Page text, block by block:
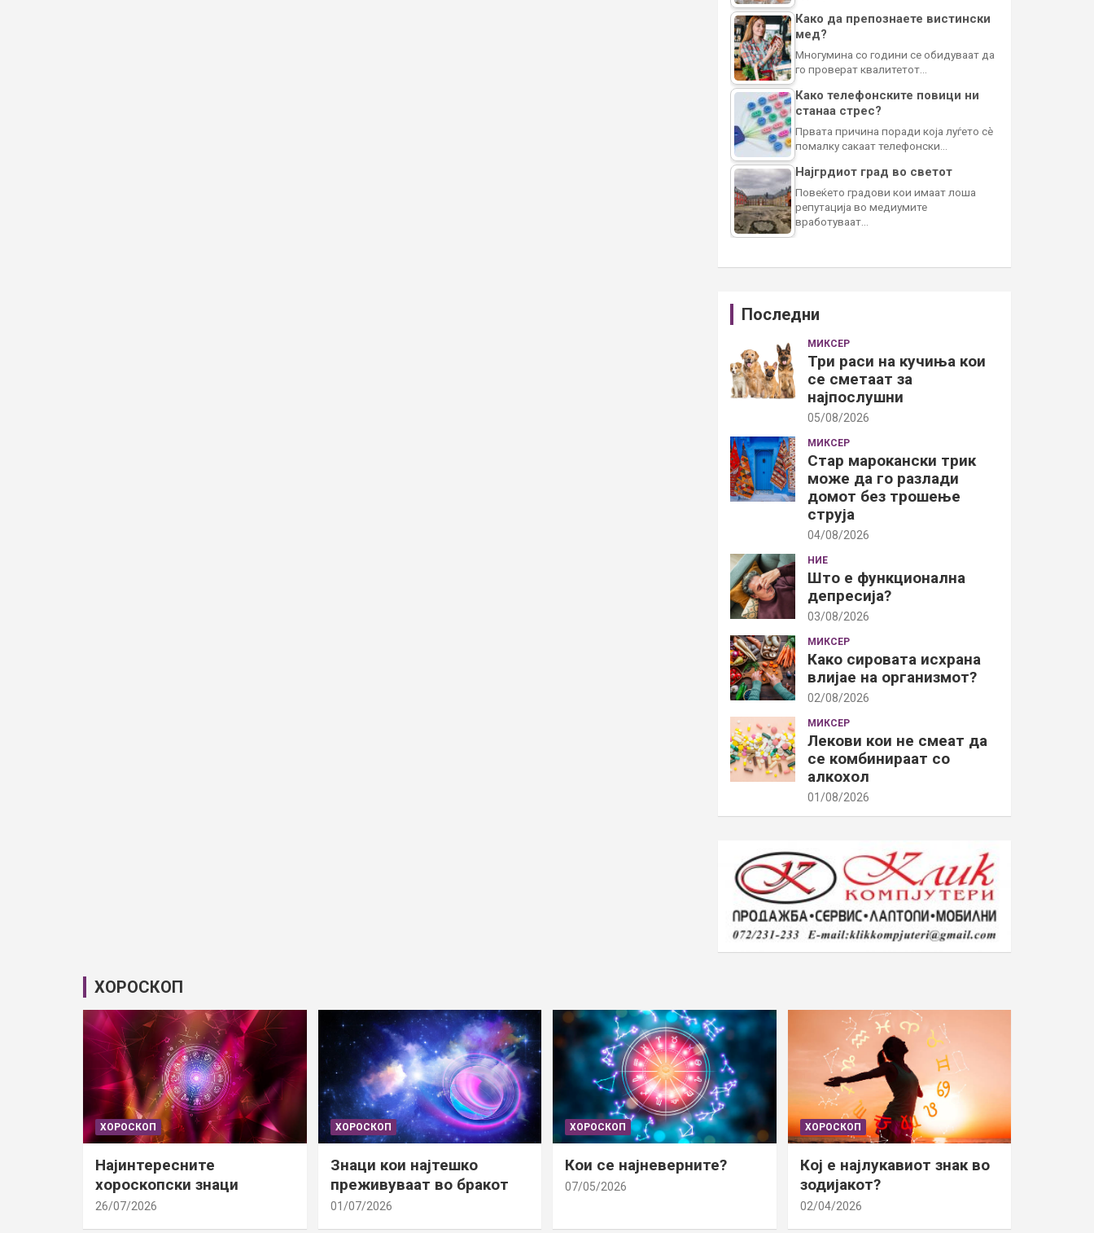
Како да препознаете вистински
мед?
Многумина со години се обидуваат да
го проверат квалитетот…
Како телефонските повици ни
станаа стрес?
Првата причина поради која луѓето сè
помалку сакаат телефонски…
Најгрдиот град во светот
Повеќето градови кои имаат лоша
репутација во медиумите
вработуваат…
Последни
МИКСЕР
Три раси на кучиња кои
се сметаат за
најпослушни
05/08/2026
МИКСЕР
Стар марокански трик
може да го разлади
домот без трошење
струја
04/08/2026
НИЕ
Што е функционална
депресија?
03/08/2026
МИКСЕР
Како сировата исхрана
влијае на организмот?
02/08/2026
МИКСЕР
Лекови кои не смеат да
се комбинираат со
алкохол
01/08/2026
ХОРОСКОП
ХОРОСКОП
Најинтересните
хороскопски знаци
26/07/2026
ХОРОСКОП
Знаци кои најтешко
преживуваат во бракот
01/07/2026
ХОРОСКОП
Кои се најневерните?
07/05/2026
ХОРОСКОП
Кој е најлукавиот знак во
зодијакот?
02/04/2026